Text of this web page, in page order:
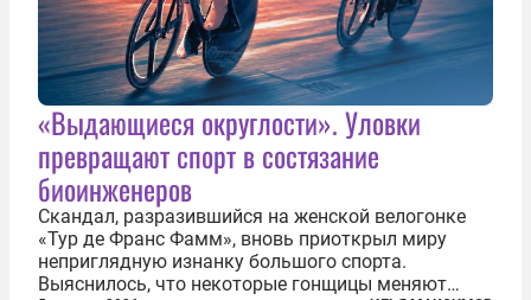
«Выдающиеся округлости». Уловки
превращают спорт в состязание
биоинженеров
Скандал, разразившийся на женской велогонке
«Тур де Франс Фамм», вновь приоткрыл миру
неприглядную изнанку большого спорта.
Выяснилось, что некоторые гонщицы меняют